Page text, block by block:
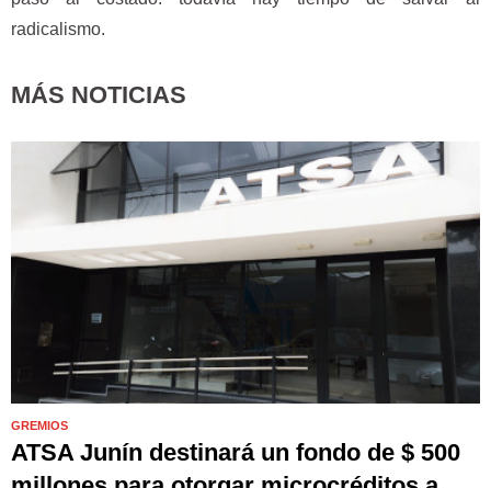
radicalismo.
MÁS NOTICIAS
GREMIOS
ATSA Junín destinará un fondo de $ 500